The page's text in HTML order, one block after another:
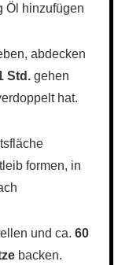
Öl hinzufügen
abdecken
Std. gehen
hat.
formen, in
und ca. 60
backen.